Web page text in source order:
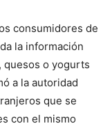
consumidores de
la información
quesos o yogurts
a la autoridad
que se
con el mismo